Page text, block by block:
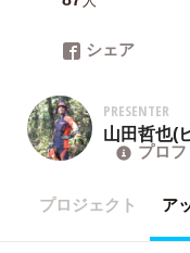
シェア
PRESENTER
山田哲也(
プロ
プロジェクト ア